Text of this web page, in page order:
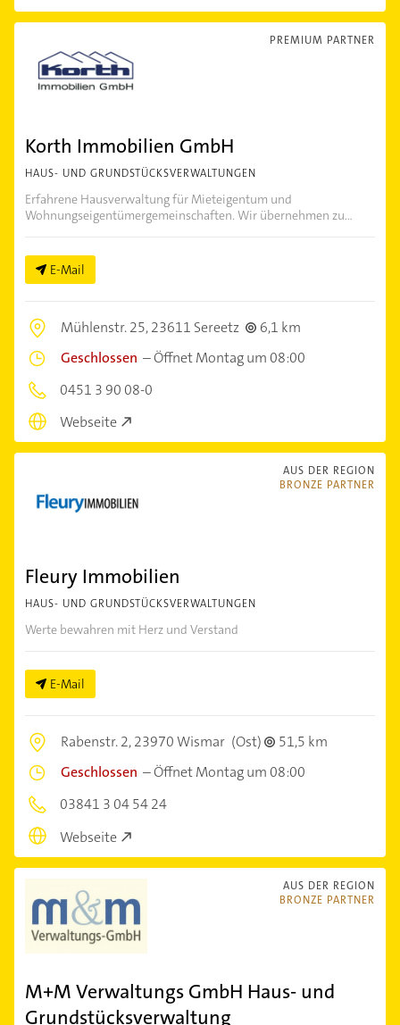
PREMIUM PARTNER
Korth Immobilien GmbH
HAUS- UND GRUNDSTÜCKSVERWALTUNGEN
Erfahrene Hausverwaltung für Mieteigentum und
Wohnungseigentümergemeinschaften. Wir übernehmen zu...
E-Mail
Mühlenstr. 25,23611 Sereetz
6,1 km
Geschlossen –Öffnet Montag um 08:00
0451 3 90 08-0
Webseite
AUS DER REGION
BRONZE PARTNER
Fleury Immobilien
HAUS- UND GRUNDSTÜCKSVERWALTUNGEN
Werte bewahren mit Herz und Verstand
E-Mail
Rabenstr. 2,23970 Wismar (Ost)
51,5 km
Geschlossen –Öffnet Montag um 08:00
03841 3 04 54 24
Webseite
AUS DER REGION
BRONZE PARTNER
M+M Verwaltungs GmbH Haus- und
Grundstücksverwaltung